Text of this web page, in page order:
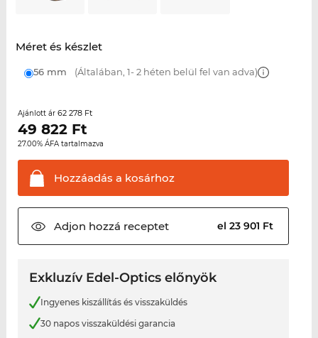
Méret és készlet
56 mm (Általában, 1- 2 héten belül fel van adva)
Ajánlott ár 62 278 Ft
49 822Ft
27.00% ÁFA tartalmazva
Hozzáadás a kosárhoz
Adjon hozzá receptet el 23 901 Ft
Exkluzív Edel-Optics előnyök
Ingyenes kiszállítás és visszaküldés
30 napos visszaküldési garancia